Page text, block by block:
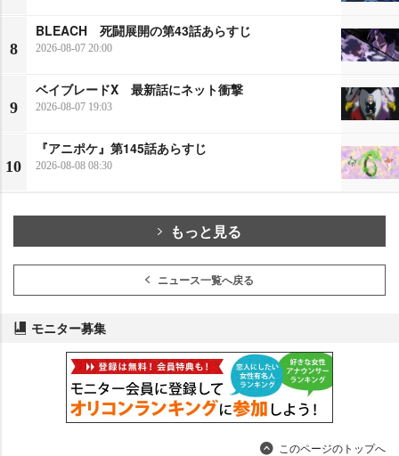
8
BLEACH 死闘展開の第43話あらすじ
2026-08-07 20:00
9
ベイブレードX 最新話にネット衝撃
2026-08-07 19:03
10
『アニポケ』第145話あらすじ
2026-08-08 08:30
もっと見る
ニュース一覧へ戻る
モニター募集
このページのトップへ